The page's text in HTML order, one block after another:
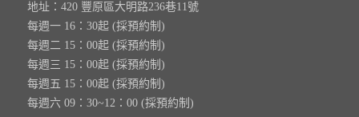
地址：420 豐原區大明路236巷11號
每週一 16：30起 (採預約制)
每週二 15：00起 (採預約制)
每週三 15：00起 (採預約制)
每週五 15：00起 (採預約制)
每週六 09：30~12：00 (採預約制)